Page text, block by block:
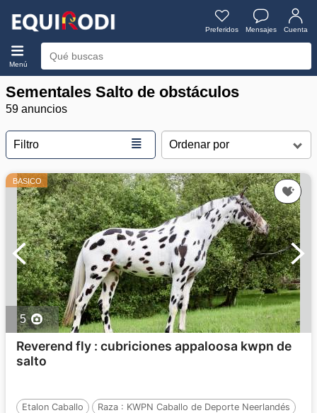
Preferidos Mensajes Cuenta
Menú
Sementales Salto de obstáculos
59 anuncios
Filtro ≣
BASICO
5
Reverend fly : cubriciones appaloosa kwpn de
salto
Etalon Caballo Raza : KWPN Caballo de Deporte Neerlandés